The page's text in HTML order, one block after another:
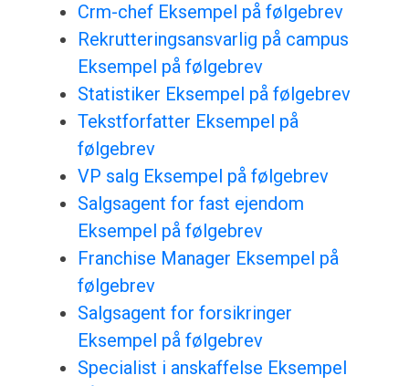
Crm-chef Eksempel på følgebrev
Rekrutteringsansvarlig på campus
Eksempel på følgebrev
Statistiker Eksempel på følgebrev
Tekstforfatter Eksempel på
følgebrev
VP salg Eksempel på følgebrev
Salgsagent for fast ejendom
Eksempel på følgebrev
Franchise Manager Eksempel på
følgebrev
Salgsagent for forsikringer
Eksempel på følgebrev
Specialist i anskaffelse Eksempel